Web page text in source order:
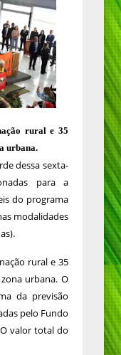
rural e 35
urbana.
dessa sexta-
para a
do programa
modalidades
rural e 35
urbana. O
da previsão
pelo Fundo
valor total do